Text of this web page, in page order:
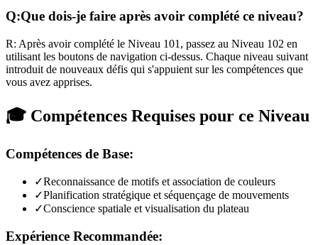
Q:Que dois-je faire après avoir complété ce niveau?
R: Après avoir complété le Niveau 101 , passez au Niveau 102 en
utilisant les boutons de navigation ci-dessus. Chaque niveau suivant
introduit de nouveaux défis qui s'appuient sur les compétences que
vous avez apprises.
🎓 Compétences Requises pour ce Niveau
Compétences de Base:
✓Reconnaissance de motifs et association de couleurs
✓Planification stratégique et séquençage de mouvements
✓Conscience spatiale et visualisation du plateau
Expérience Recommandée: